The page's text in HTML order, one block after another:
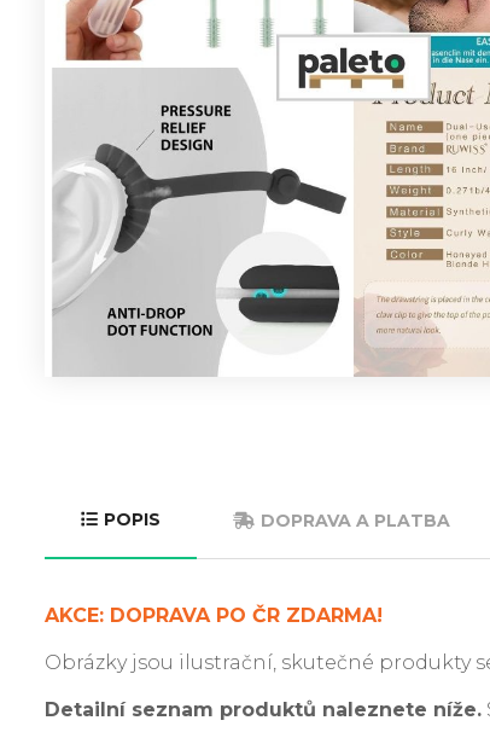
POPIS DOPRAVA A PLATBA
AKCE: DOPRAVA PO ČR ZDARMA!
Obrázky jsou ilustrační, skutečné produkty
Detailní seznam produktů naleznete níže.